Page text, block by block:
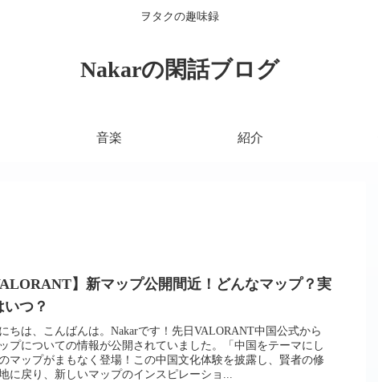
ヲタクの趣味録
Nakarの閑話ブログ
音楽 紹介
】新マップ公開間近！どんなマップ？実
いつ？
ちは、こんばんは。Nakarです！先日VALORANT中国公式から
プについての情報が公開されていました。「中国をテーマにし
マップがまもなく登場！この中国文化体験を披露し、賢者の修
に戻り、新しいマップのインスピレーショ...